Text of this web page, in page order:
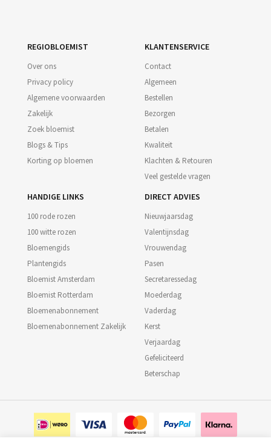
REGIOBLOEMIST
Over ons
Privacy policy
Algemene voorwaarden
Zakelijk
Zoek bloemist
Blogs & Tips
Korting op bloemen
KLANTENSERVICE
Contact
Algemeen
Bestellen
Bezorgen
Betalen
Kwaliteit
Klachten & Retouren
Veel gestelde vragen
HANDIGE LINKS
100 rode rozen
100 witte rozen
Bloemengids
Plantengids
Bloemist Amsterdam
Bloemist Rotterdam
Bloemenabonnement
Bloemenabonnement Zakelijk
DIRECT ADVIES
Nieuwjaarsdag
Valentijnsdag
Vrouwendag
Pasen
Secretaressedag
Moederdag
Vaderdag
Kerst
Verjaardag
Gefeliciteerd
Beterschap